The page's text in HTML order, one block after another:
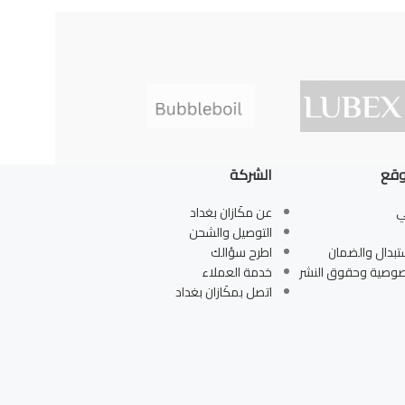
والضمان
وحقوق النشر
الشركة
عن مكَازان بغداد
التوصيل والشحن
اطرح سؤالك
خدمة العملاء
اتصل بمكَازان بغداد